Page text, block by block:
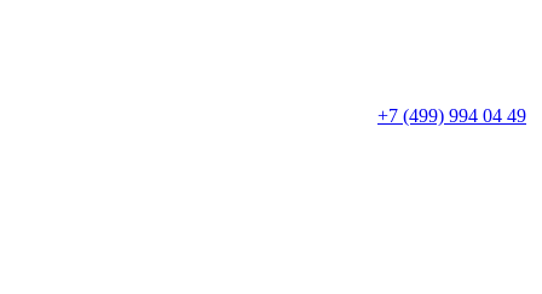
+7 (499) 994 04 49